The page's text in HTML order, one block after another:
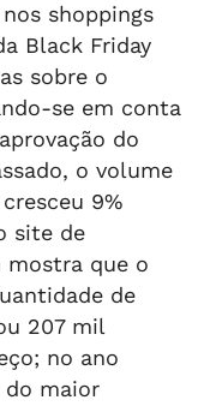
shoppings
Black Friday
sobre o
se em conta
do
o volume
9%
site de
mostra que o
de
207 mil
no ano
do maior